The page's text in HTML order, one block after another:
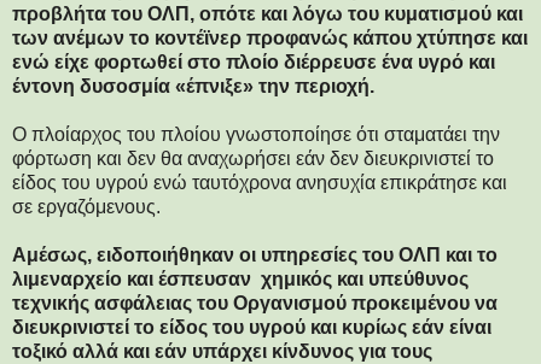
προβλήτα του ΟΛΠ, οπότε και λόγω του κυματισμού και
των ανέμων το κοντέϊνερ προφανώς κάπου χτύπησε και
ενώ είχε φορτωθεί στο πλοίο διέρρευσε ένα υγρό και
έντονη δυσοσμία «έπνιξε» την περιοχή.
Ο πλοίαρχος του πλοίου γνωστοποίησε ότι σταματάει την
φόρτωση και δεν θα αναχωρήσει εάν δεν διευκρινιστεί το
είδος του υγρού ενώ ταυτόχρονα ανησυχία επικράτησε και
σε εργαζόμενους.
Αμέσως, ειδοποιήθηκαν οι υπηρεσίες του ΟΛΠ και το
λιμεναρχείο και έσπευσαν χημικός και υπεύθυνος
τεχνικής ασφάλειας του Οργανισμού προκειμένου να
διευκρινιστεί το είδος του υγρού και κυρίως εάν είναι
τοξικό αλλά και εάν υπάρχει κίνδυνος για τους